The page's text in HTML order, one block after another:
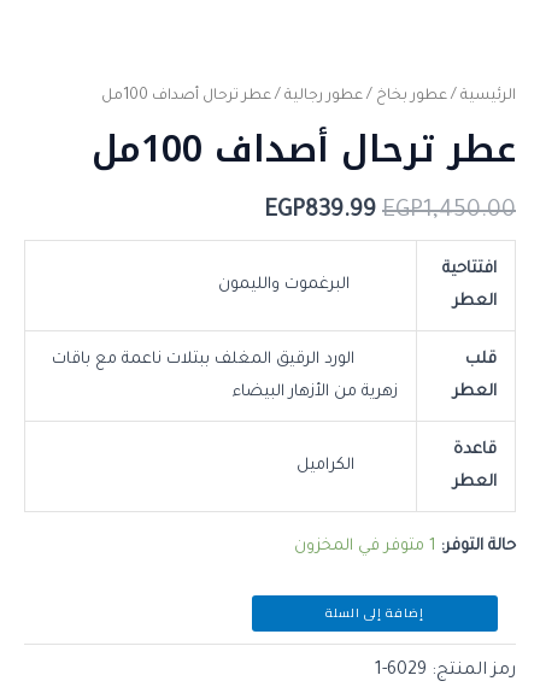
الرئيسية / عطور بخاخ / عطور رجالية / عطر ترحال أصداف 100مل
عطر ترحال أصداف 100مل
EGP1,450.00
EGP839.99
افتتاحية
العطر
البرغموت والليمون
قلب
العطر
الورد الرقيق المغلف ببتلات ناعمة مع باقات
زهرية من الأزهار البيضاء
قاعدة
العطر
الكراميل
حالة التوفر: 1 متوفر في المخزون
إضافة إلى السلة
رمز المنتج: 6029-1